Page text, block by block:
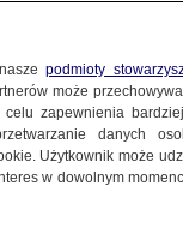
podmioty
może
zapewnienia
danych
Użytkownik może
w dowolnym